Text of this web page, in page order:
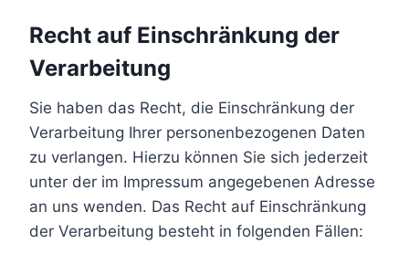
Recht auf Einschränkung der
Verarbeitung
Sie haben das Recht, die Einschränkung der
Verarbeitung Ihrer personenbezogenen Daten
zu verlangen. Hierzu können Sie sich jederzeit
unter der im Impressum angegebenen Adresse
an uns wenden. Das Recht auf Einschränkung
der Verarbeitung besteht in folgenden Fällen: